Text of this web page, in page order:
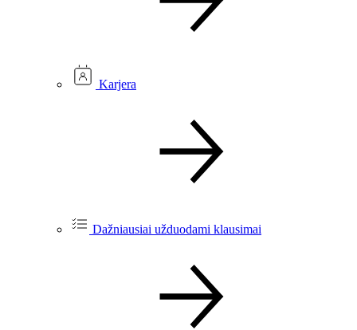
Karjera
Dažniausiai užduodami klausimai